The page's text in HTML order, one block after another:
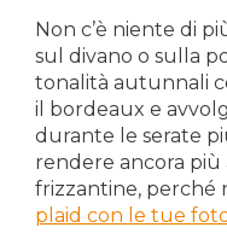
Non c’è niente di
sul divano o sulla
tonalità autunnali
il bordeaux e
durante le serate
rendere ancora più
frizzantine, perché
plaid con le tue